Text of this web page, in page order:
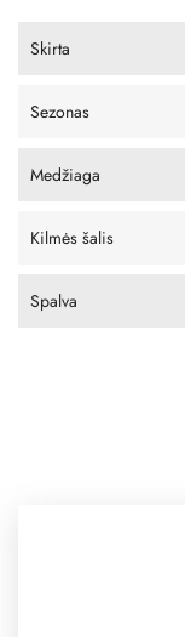
Skirta
Sezonas
Medžiaga
Kilmės šalis
Spalva